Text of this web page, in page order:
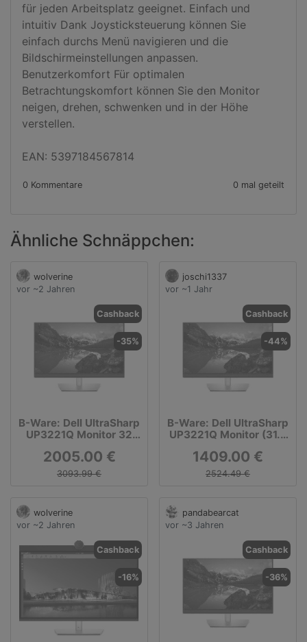
für jeden Arbeitsplatz geeignet. Einfach und
intuitiv Dank Joysticksteuerung können Sie
einfach durchs Menü navigieren und die
Bildschirmeinstellungen anpassen.
Benutzerkomfort Für optimalen
Betrachtungskomfort können Sie den Monitor
neigen, drehen, schwenken und in der Höhe
verstellen.
EAN: 5397184567814
0 Kommentare 0 mal geteilt
Ähnliche Schnäppchen:
wolverine
vor ~2 Jahren
Cashback
-35%
B-Ware: Dell UltraSharp
UP3221Q Monitor 32
2005.00 €
3093.99 €
joschi1337
vor ~1 Jahr
Cashback
-44%
B-Ware: Dell UltraSharp
UP3221Q Monitor (31.5
1409.00 €
2524.49 €
wolverine
vor ~2 Jahren
Cashback
-16%
pandabearcat
vor ~3 Jahren
Cashback
-36%